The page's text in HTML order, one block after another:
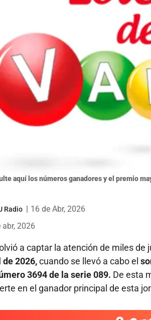
aquí los números ganadores y el premio
Radio
16 de Abr, 2026
2026
a captar la atención de miles de
2026,cuando se llevó a cabo el
3694 de la serie 089. De esta
en el ganador principal de esta